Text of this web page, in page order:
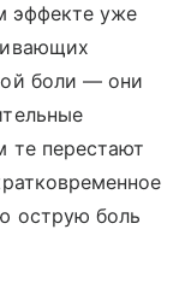
эффекте уже
боли — они
те перестают
острую боль